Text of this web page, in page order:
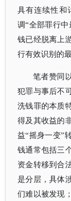
具有连续性和
调“全部罪行
钱已经脱离上
行有效识别的
笔者赞同
犯罪与事后不
洗钱罪的本质
得及其收益的
益“摇身一变”
钱通常包括三
资金转移到合
是分层，具体
们难以被发现